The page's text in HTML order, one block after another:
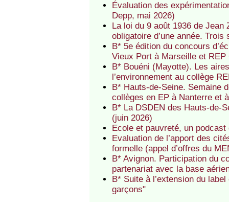
Évaluation des
Depp, mai 2026)
La loi du 9 août 1936 de Jean
obligatoire d’une année.
B* 5e édition du concours
Vieux Port à Marseille et
B* Bouéni (Mayotte). Les
l’environnement au collège
B* Hauts-de-Seine. Semaine
collèges en EP à Nanterre et
B* La DSDEN des Hauts-de-
(juin 2026)
Ecole et pauvreté, un
Evaluation de l’apport des
formelle (appel d’offres du
B* Avignon. Participation du
partenariat avec la base
B* Suite à l’extension du
garçons"